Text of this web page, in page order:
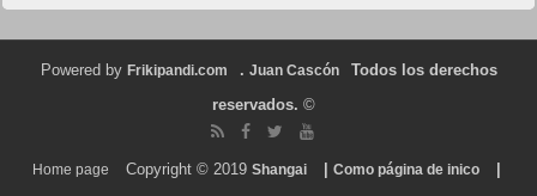
Powered by Frikipandi.com . Juan Cascón
Todos los derechos
reservados. ©
Home page Copyright © 2019 Shangai Como página de inico